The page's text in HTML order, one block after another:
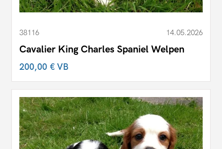
38116 14.05.2026
Cavalier King Charles Spaniel Welpen
200,00 €VB